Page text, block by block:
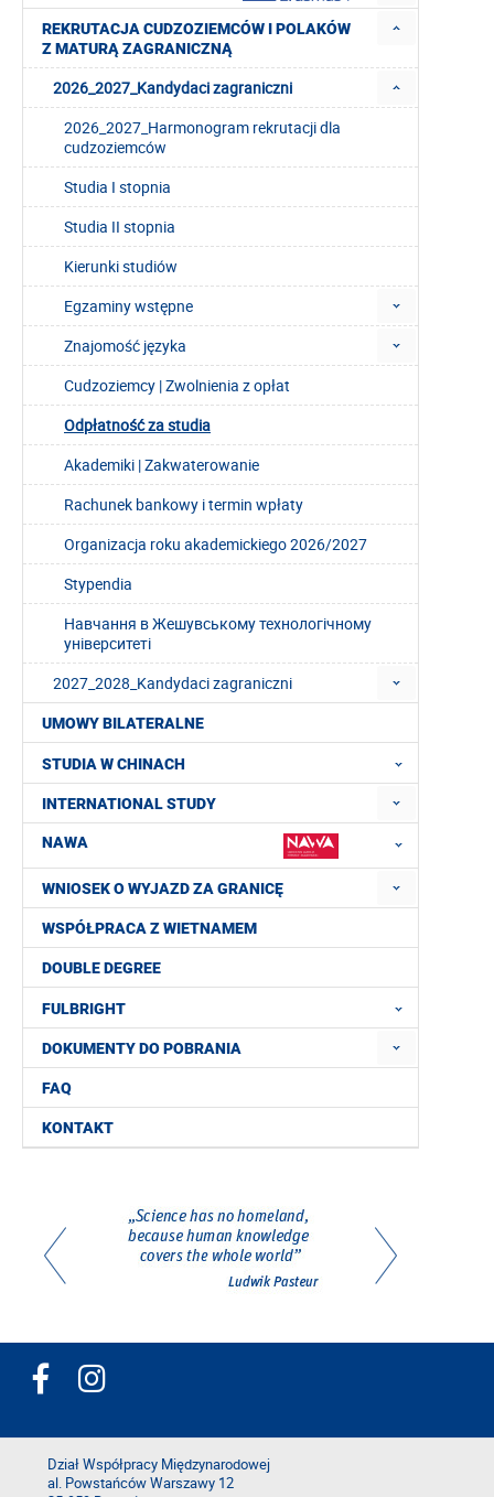
REKRUTACJA CUDZOZIEMCÓW I POLAKÓW
Z MATURĄ ZAGRANICZNĄ
2026_2027_Kandydaci zagraniczni
2026_2027_Harmonogram rekrutacji dla
cudzoziemców
Studia I stopnia
Studia II stopnia
Kierunki studiów
Egzaminy wstępne
Znajomość języka
Cudzoziemcy | Zwolnienia z opłat
Odpłatność za studia
Akademiki | Zakwaterowanie
Rachunek bankowy i termin wpłaty
Organizacja roku akademickiego 2026/2027
Stypendia
Навчання в Жешувському технологічному
університеті
2027_2028_Kandydaci zagraniczni
UMOWY BILATERALNE
STUDIA W CHINACH
INTERNATIONAL STUDY
NAWA
WNIOSEK O WYJAZD ZA GRANICĘ
WSPÓŁPRACA Z WIETNAMEM
DOUBLE DEGREE
FULBRIGHT
DOKUMENTY DO POBRANIA
FAQ
KONTAKT
Dział Współpracy Międzynarodowej
al. Powstańców Warszawy 12